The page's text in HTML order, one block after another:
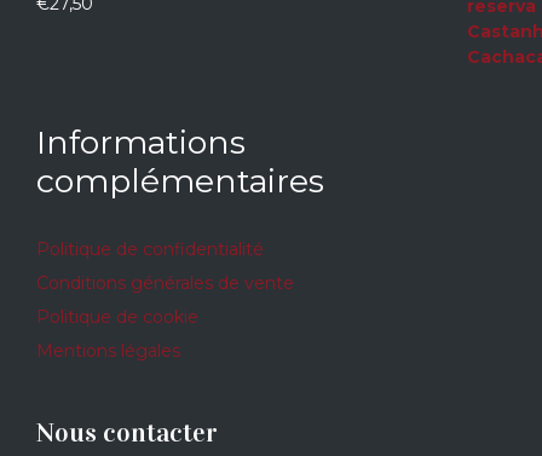
0
Informations
complémentaires
Politique de confidentialité
Conditions générales de vente
Politique de cookie
Mentions légales
Nous contacter